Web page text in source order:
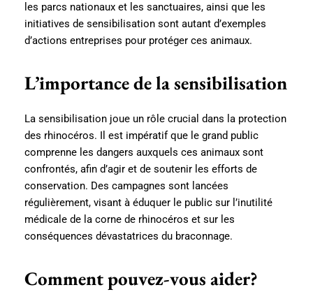
les parcs nationaux et les sanctuaires, ainsi que les
initiatives de sensibilisation sont autant d’exemples
d’actions entreprises pour protéger ces animaux.
L’importance de la sensibilisation
La sensibilisation joue un rôle crucial dans la protection
des rhinocéros. Il est impératif que le grand public
comprenne les dangers auxquels ces animaux sont
confrontés, afin d’agir et de soutenir les efforts de
conservation. Des campagnes sont lancées
régulièrement, visant à éduquer le public sur l’inutilité
médicale de la corne de rhinocéros et sur les
conséquences dévastatrices du braconnage.
Comment pouvez-vous aider?